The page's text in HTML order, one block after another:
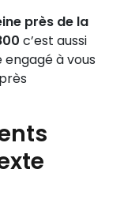
près de la
c’est aussi
à vous